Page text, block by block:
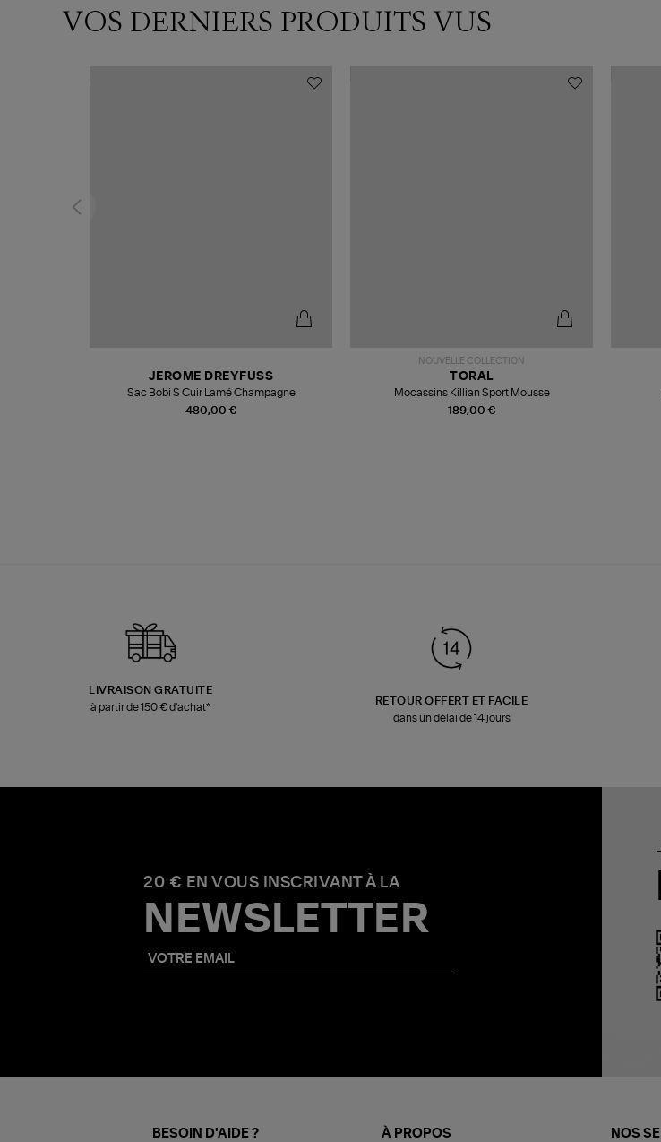
VOS DERNIERS PRODUITS VUS
480,00 €
JEROME DREYFUSS
Sac Bobi S Cuir Lamé Champagne
NOUVELLE COLLECTION
189,00 €
TORAL
Mocassins Killian Sport Mousse
LIVRAISON GRATUITE
à partir de 150 € d'achat*
RETOUR OFFERT ET FACILE
dans un délai de 14 jours
20 € EN VOUS INSCRIVANT À LA
NEWSLETTER
BESOIN D'AIDE ? À PROPOS NOS